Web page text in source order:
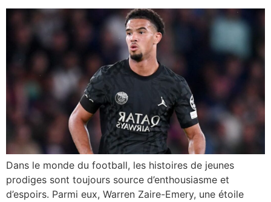
Dans le monde du football, les histoires de jeunes
prodiges sont toujours source d’enthousiasme et
d’espoirs. Parmi eux, Warren Zaire-Emery, une étoile